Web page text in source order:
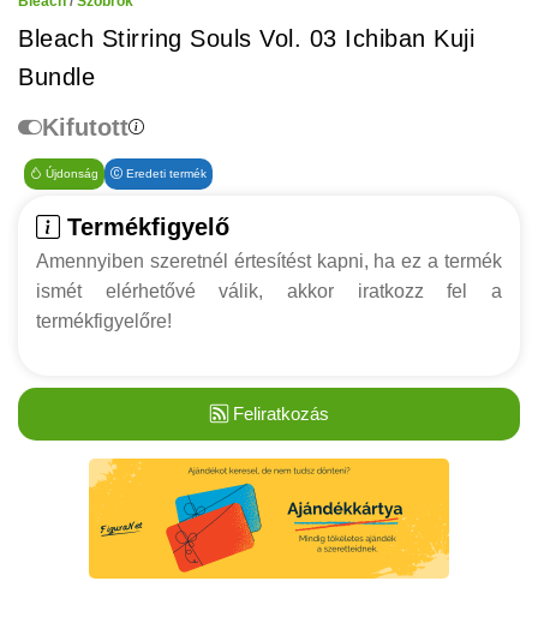
Bleach Stirring Souls Vol. 03 Ichiban Kuji
Bundle
Kifutott
Újdonság Eredeti termék
Termékfigyelő
Amennyiben szeretnél értesítést kapni, ha ez a termék
ismét elérhetővé válik, akkor iratkozz fel a
termékfigyelőre!
Feliratkozás